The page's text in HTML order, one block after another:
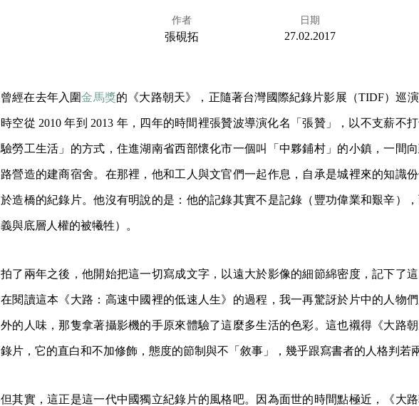
作者
張硯拓
日期
27.02.2017
曾經在去年入圍金馬獎的《大路朝天》，正隨著台灣國際紀錄片影展（TIDF）巡
時空從 2010 年到 2013 年，四年的時間裡張贊波導演化名「張贊」，以不支薪不
驗勞工生活」的方式，住進湖南省西部懷化市一個叫「中夥鋪村」的小鎮，一間
路營造的建商宿舍。在那裡，他和工人與文官們一起作息，自承是城裡來的知識
於造橋的紀錄片。他沒有明說的是：他的記錄其實不是記錄（豐功偉業和艱辛）
義與底層人權的被犧牲）。
拍了兩年之後，他開始把這一切寫成文字，以遠大於影像的細節綿密度，記下了這
在閱讀這本《大路：高速中國裡的低速人生》的過程，我一再驚訝於片中的人物
外的人味，那隻拿著攝影機的手原來體驗了這麼多生活的色彩。這也襯得《大路
錄片，它的直白和不加修飾，態度的節制與不「敘事」，幾乎跟寫書者的人格判若
但其實，這正是這一代中國獨立紀錄片的風格吧。因為面世的時間點極近，《大